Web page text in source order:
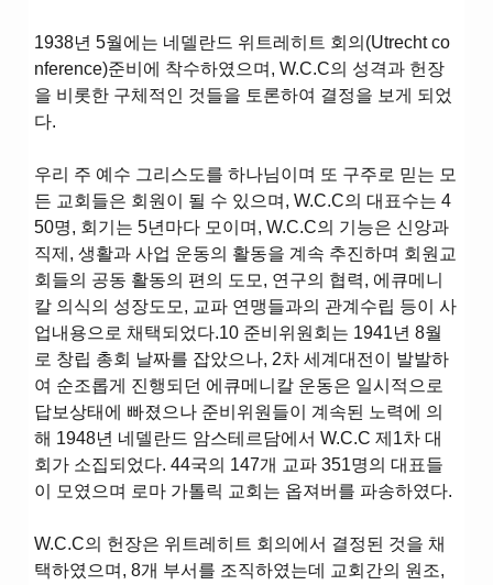
1938년 5월에는 네델란드 위트레히트 회의(Utrecht co
nference)준비에 착수하였으며, W.C.C의 성격과 헌장
을 비롯한 구체적인 것들을 토론하여 결정을 보게 되었
다.
우리 주 예수 그리스도를 하나님이며 또 구주로 믿는 모
든 교회들은 회원이 될 수 있으며, W.C.C의 대표수는 4
50명, 회기는 5년마다 모이며, W.C.C의 기능은 신앙과
직제, 생활과 사업 운동의 활동을 계속 추진하며 회원교
회들의 공동 활동의 편의 도모, 연구의 협력, 에큐메니
칼 의식의 성장도모, 교파 연맹들과의 관계수립 등이 사
업내용으로 채택되었다.10 준비위원회는 1941년 8월
로 창립 총회 날짜를 잡았으나, 2차 세계대전이 발발하
여 순조롭게 진행되던 에큐메니칼 운동은 일시적으로
답보상태에 빠졌으나 준비위원들이 계속된 노력에 의
해 1948년 네델란드 암스테르담에서 W.C.C 제1차 대
회가 소집되었다. 44국의 147개 교파 351명의 대표들
이 모였으며 로마 가톨릭 교회는 옵져버를 파송하였다.
W.C.C의 헌장은 위트레히트 회의에서 결정된 것을 채
택하였으며, 8개 부서를 조직하였는데 교회간의 원조,